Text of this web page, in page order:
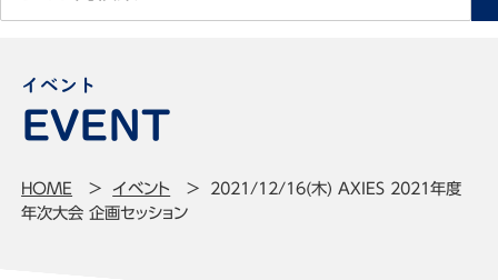
イベント
HOME イベント
2021/12/16(木) AXIES 2021年度
年次大会 企画セッション